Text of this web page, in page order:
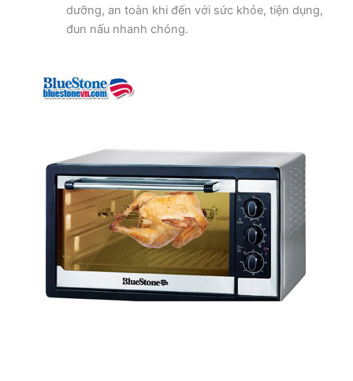
dưỡng, an toàn khi đến với sức khỏe, tiện dụng,
đun nấu nhanh chóng.